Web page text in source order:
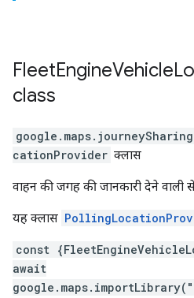
FleetEngineVehicle
class
google.maps.journeySharing
cationProvider क्लास
वाहन की जगह की जानकारी देने वाली
यह क्लास
const
await